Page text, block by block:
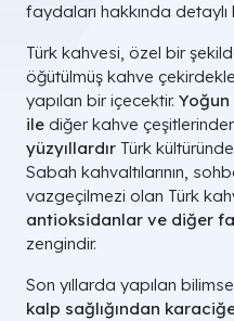
faydaları hakkında
Türk kahvesi, özel bir
öğütülmüş kahve
yapılan bir içecektir.
ile diğer kahve
yüzyıllardır Türk
Sabah kahvaltılarının,
vazgeçilmezi olan Türk
antioksidanlar ve diğer
zengindir.
Son yıllarda yapılan
kalp sağlığından